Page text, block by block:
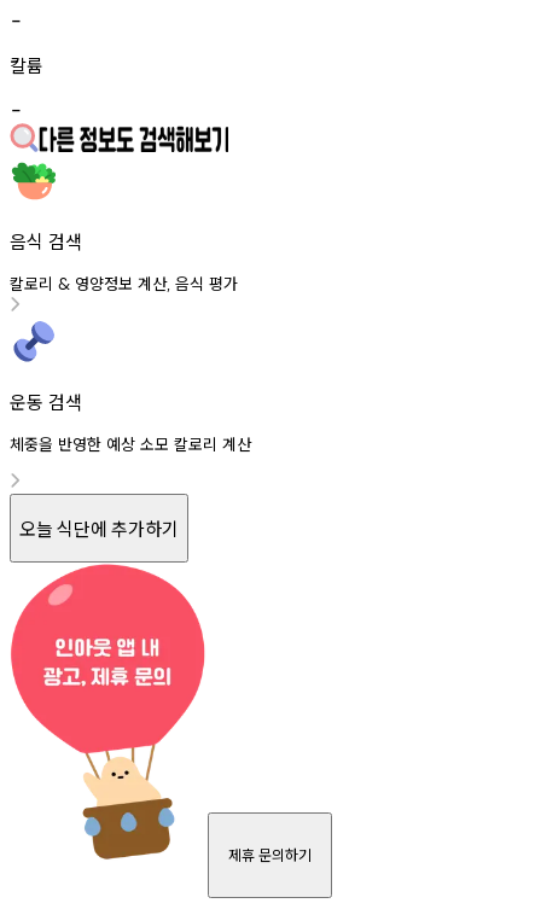
-
칼륨
-
음식 검색
칼로리 & 영양정보 계산, 음식 평가
운동 검색
체중을 반영한 예상 소모 칼로리 계산
오늘 식단에 추가하기
제휴 문의하기